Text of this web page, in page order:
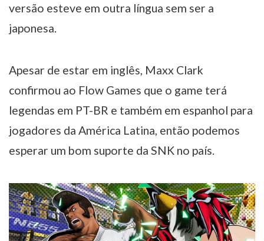
versão esteve em outra língua sem ser a
japonesa.
Apesar de estar em inglês, Maxx Clark
confirmou ao Flow Games que o game terá
legendas em PT-BR e também em espanhol para
jogadores da América Latina, então podemos
esperar um bom suporte da SNK no país.